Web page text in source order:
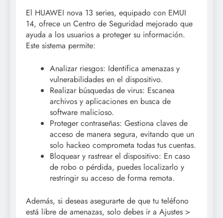
El HUAWEI nova 13 series, equipado con EMUI
14, ofrece un Centro de Seguridad mejorado que
ayuda a los usuarios a proteger su información.
Este sistema permite:
Analizar riesgos: Identifica amenazas y
vulnerabilidades en el dispositivo.
Realizar búsquedas de virus: Escanea
archivos y aplicaciones en busca de
software malicioso.
Proteger contraseñas: Gestiona claves de
acceso de manera segura, evitando que un
solo hackeo comprometa todas tus cuentas.
Bloquear y rastrear el dispositivo: En caso
de robo o pérdida, puedes localizarlo y
restringir su acceso de forma remota.
Además, si deseas asegurarte de que tu teléfono
está libre de amenazas, solo debes ir a Ajustes >